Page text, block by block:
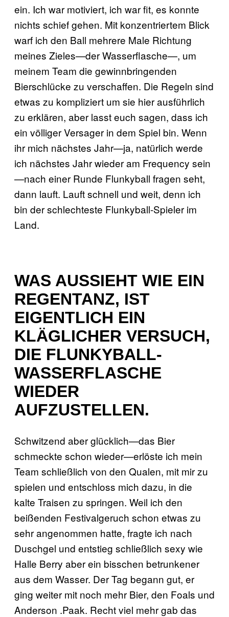
ein. Ich war motiviert, ich war fit, es konnte
nichts schief gehen. Mit konzentriertem Blick
warf ich den Ball mehrere Male Richtung
meines Zieles—der Wasserflasche—, um
meinem Team die gewinnbringenden
Bierschlücke zu verschaffen. Die Regeln sind
etwas zu kompliziert um sie hier ausführlich
zu erklären, aber lasst euch sagen, dass ich
ein völliger Versager in dem Spiel bin. Wenn
ihr mich nächstes Jahr—ja, natürlich werde
ich nächstes Jahr wieder am Frequency sein
—nach einer Runde Flunkyball fragen seht,
dann lauft. Lauft schnell und weit, denn ich
bin der schlechteste Flunkyball-Spieler im
Land.
WAS AUSSIEHT WIE EIN
REGENTANZ, IST
EIGENTLICH EIN
KLÄGLICHER VERSUCH,
DIE FLUNKYBALL-
WASSERFLASCHE
WIEDER
AUFZUSTELLEN.
Schwitzend aber glücklich—das Bier
schmeckte schon wieder—erlöste ich mein
Team schließlich von den Qualen, mit mir zu
spielen und entschloss mich dazu, in die
kalte Traisen zu springen. Weil ich den
beißenden Festivalgeruch schon etwas zu
sehr angenommen hatte, fragte ich nach
Duschgel und entstieg schließlich sexy wie
Halle Berry aber ein bisschen betrunkener
aus dem Wasser. Der Tag begann gut, er
ging weiter mit noch mehr Bier, den Foals und
Anderson .Paak. Recht viel mehr gab das